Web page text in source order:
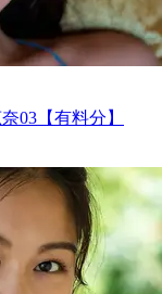
03【有料分】